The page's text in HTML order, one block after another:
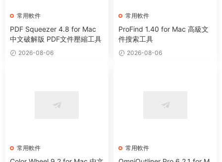
常用軟件
PDF Squeezer 4.8 for Mac
中文破解版 PDF文件壓縮工具
2026-08-06
常用軟件
ProFind 1.40 for Mac 高級文
件搜索工具
2026-08-06
常用軟件 常用軟件